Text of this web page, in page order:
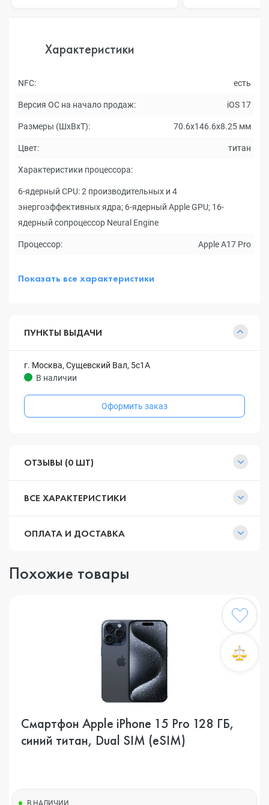
Характеристики
NFC: есть
Версия ОС на начало продаж: iOS 17
Размеры (ШxВxТ): 70.6x146.6x8.25 мм
Цвет: титан
Характеристики процессора:
6-ядерный CPU: 2 производительных и 4
энергоэффективных ядра; 6-ядерный Apple GPU; 16-
ядерный сопроцессор Neural Engine
Процессор: Apple A17 Pro
Показать все характеристики
ПУНКТЫ ВЫДАЧИ
г. Москва, Сущевский Вал, 5с1А
В наличии
Оформить заказ
ОТЗЫВЫ (0 ШТ)
ВСЕ ХАРАКТЕРИСТИКИ
ОПЛАТА И ДОСТАВКА
Похожие товары
Смартфон Apple iPhone 15 Pro 128 ГБ,
синий титан, Dual SIM (eSIM)
В НАЛИЧИИ